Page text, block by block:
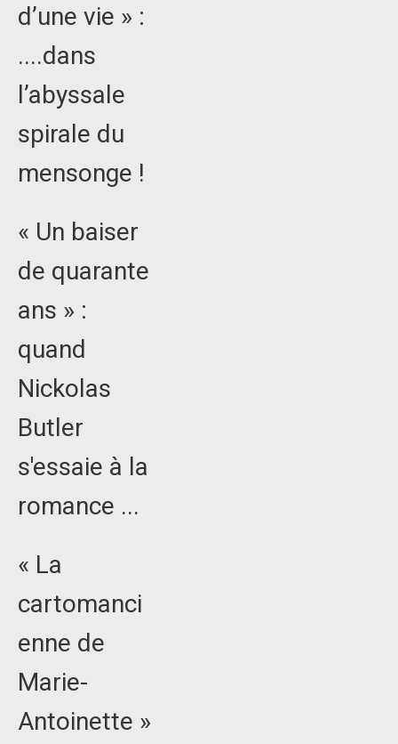
d’une vie » :
....dans
l’abyssale
spirale du
mensonge !
« Un baiser
de quarante
ans » :
quand
Nickolas
Butler
s'essaie à la
romance ...
« La
cartomanci
enne de
Marie-
Antoinette »